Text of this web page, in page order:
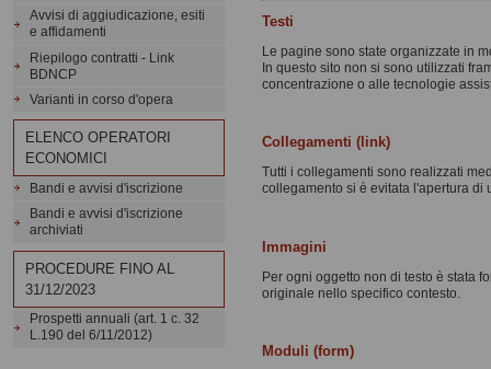
Testi
Le pagine sono state organizzate in
In questo sito non si sono utilizzati
concentrazione o alle tecnologie
Collegamenti (link)
Tutti i collegamenti sono realizzati
collegamento si è evitata l'apertura di
Immagini
Per ogni oggetto non di testo è stata
originale nello specifico contesto.
Moduli (form)
Avvisi di aggiudicazione, esiti
e affidamenti
Riepilogo contratti - Link
BDNCP
Varianti in corso d'opera
ELENCO OPERATORI
ECONOMICI
Bandi e avvisi d'iscrizione
Bandi e avvisi d'iscrizione
archiviati
PROCEDURE FINO AL
31/12/2023
Prospetti annuali (art. 1 c. 32
L.190 del 6/11/2012)